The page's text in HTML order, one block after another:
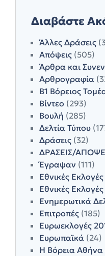
Διαβάστε
Άλλες Δράσεις
Απόψεις (505)
Άρθρα και
Αρθρογραφία
Β1 Βόρειος
Βίντεο (293)
Βουλή (285)
Δελτία Τύπου
Δράσεις (32)
ΔΡΑΣΕΙΣ/
Έγραψαν (111)
Εθνικές
Εθνικές
Ενημερωτικά
Επιτροπές (185)
Ευρωεκλογές
Ευρωπαϊκά (24)
Η Βόρεια Αθήνα